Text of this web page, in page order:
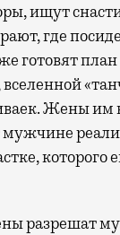
ищут
где
готовят
Жены им
которого
разрешат